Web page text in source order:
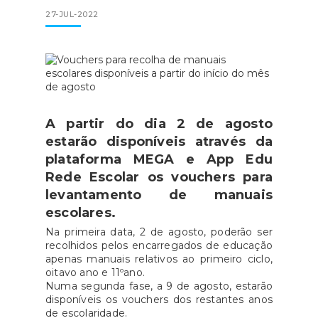
27-JUL-2022
A partir do dia 2 de agosto
estarão disponíveis através da
plataforma MEGA e App Edu
Rede Escolar os vouchers para
levantamento de manuais
escolares.
Na primeira data, 2 de agosto, poderão ser
recolhidos pelos encarregados de educação
apenas manuais relativos ao primeiro ciclo,
oitavo ano e 11ºano.
Numa segunda fase, a 9 de agosto, estarão
disponíveis os vouchers dos restantes anos
de escolaridade.